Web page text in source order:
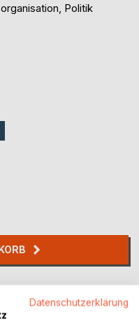
Politik
Datenschutzerklärung